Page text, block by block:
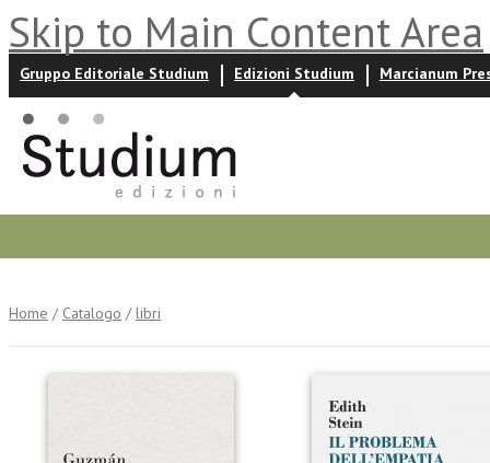
Skip to Main Content Area
Gruppo Editoriale Studium Edizioni Studium Marcianum
Home / Catalogo / libri